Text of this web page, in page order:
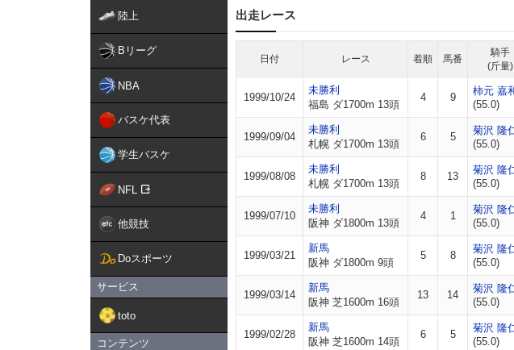
陸上
Bリーグ
NBA
バスケ代表
学生バスケ
NFL
他競技
Doスポーツ
サービス
toto
コンテンツ
出走レース
日付 レース 着順 馬番
騎手
(斤量)
1999/10/24
未勝利
福島 ダ1700m 13頭
4 9
柿元 嘉
(55.0)
1999/09/04
未勝利
札幌 ダ1700m 13頭
6 5
菊沢 隆
(55.0)
1999/08/08
未勝利
札幌 ダ1700m 13頭
8 13
菊沢 隆
(55.0)
1999/07/10
未勝利
阪神 ダ1800m 13頭
4 1
菊沢 隆
(55.0)
1999/03/21
新馬
阪神 ダ1800m 9頭
5 8
菊沢 隆
(55.0)
1999/03/14
新馬
阪神 芝1600m 16頭
13 14
菊沢 隆
(55.0)
1999/02/28
新馬
阪神 芝1600m 14頭
6 5
菊沢 隆
(55.0)